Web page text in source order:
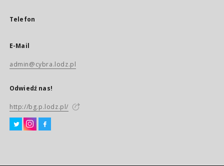
Telefon
E-Mail
admin@cybra.lodz.pl
Odwiedź nas!
http://bg.p.lodz.pl/